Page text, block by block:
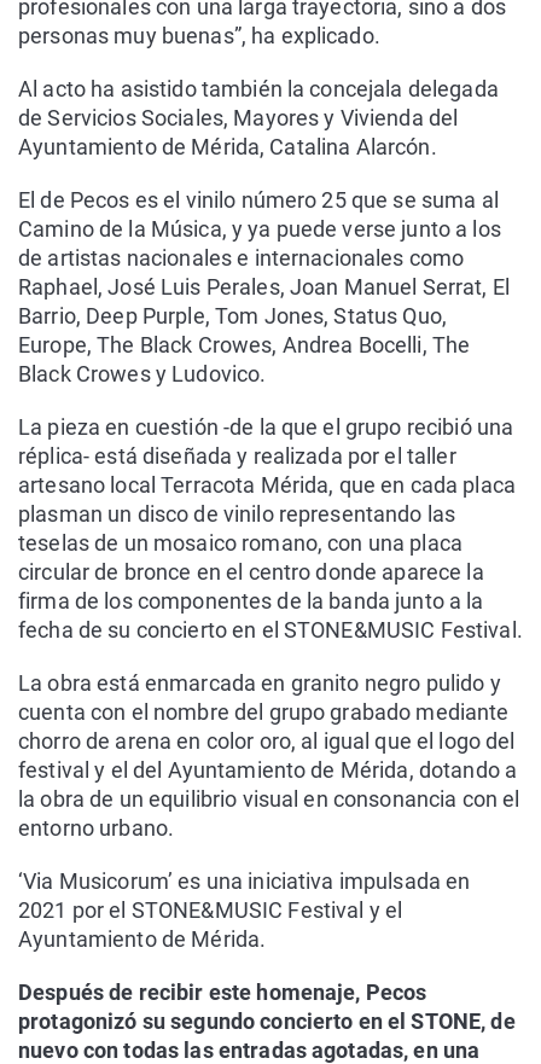
profesionales con una larga trayectoria, sino a dos
personas muy buenas”, ha explicado.
Al acto ha asistido también la concejala delegada
de Servicios Sociales, Mayores y Vivienda del
Ayuntamiento de Mérida, Catalina Alarcón.
El de Pecos es el vinilo número 25 que se suma al
Camino de la Música, y ya puede verse junto a los
de artistas nacionales e internacionales como
Raphael, José Luis Perales, Joan Manuel Serrat, El
Barrio, Deep Purple, Tom Jones, Status Quo,
Europe, The Black Crowes, Andrea Bocelli, The
Black Crowes y Ludovico.
La pieza en cuestión -de la que el grupo recibió una
réplica- está diseñada y realizada por el taller
artesano local Terracota Mérida, que en cada placa
plasman un disco de vinilo representando las
teselas de un mosaico romano, con una placa
circular de bronce en el centro donde aparece la
firma de los componentes de la banda junto a la
fecha de su concierto en el STONE&MUSIC Festival.
La obra está enmarcada en granito negro pulido y
cuenta con el nombre del grupo grabado mediante
chorro de arena en color oro, al igual que el logo del
festival y el del Ayuntamiento de Mérida, dotando a
la obra de un equilibrio visual en consonancia con el
entorno urbano.
‘Via Musicorum’ es una iniciativa impulsada en
2021 por el STONE&MUSIC Festival y el
Ayuntamiento de Mérida.
Después de recibir este homenaje, Pecos
protagonizó su segundo concierto en el STONE, de
nuevo con todas las entradas agotadas, en una